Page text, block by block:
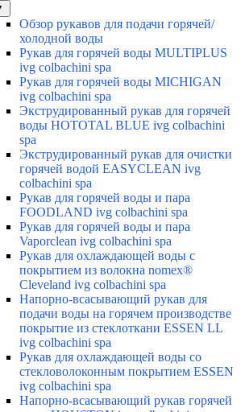
Обзор рукавов для подачи горячей/
холодной воды
Рукав для горячей воды MULTIPLUS
ivg colbachini spa
Рукав для горячей воды MICHIGAN
ivg colbachini spa
Экструдированный рукав для горячей
воды HOTOTAL BLUE ivg colbachini
spa
Экструдированный рукав для очистки
горячей водой EASYCLEAN ivg
colbachini spa
Рукав для горячей воды и пара
FOODLAND ivg colbachini spa
Рукав для горячей воды и пара
Vaporclean ivg colbachini spa
Рукав для охлаждающей воды с
покрытием из волокна nomex®
Cleveland ivg colbachini spa
Напорно-всасывающий рукав для
подачи воды на горячем производстве
покрытие из стеклоткани ESSEN LL
ivg colbachini spa
Рукав для охлаждающей воды со
стекловолоконным покрытием ESSEN
ivg colbachini spa
Напорно-всасывающий рукав горячей